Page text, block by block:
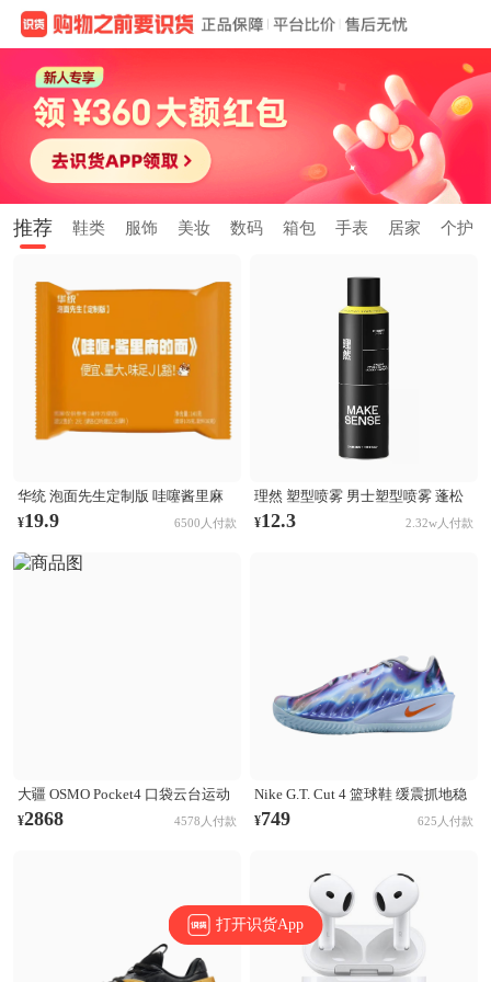
推荐 鞋类 服饰 美妆 数码 箱包 手表 居家 个护
华统 泡面先生定制版 哇噻酱里麻
的面 袋装
¥19.9 6500人付款
理然 塑型喷雾 男士塑型喷雾 蓬松
清爽自然持久立挺造型 木质香
¥12.3 2.32w人付款
大疆 OSMO Pocket4 口袋云台运动
相机 Activetrack 7.0智能跟随 14档
¥2868 4578人付款
Nike G.T. Cut 4 篮球鞋 缓震抓地稳
定抗扭支撑回弹 CHBL/黑色/醒目
¥749 625人付款
打开识货App